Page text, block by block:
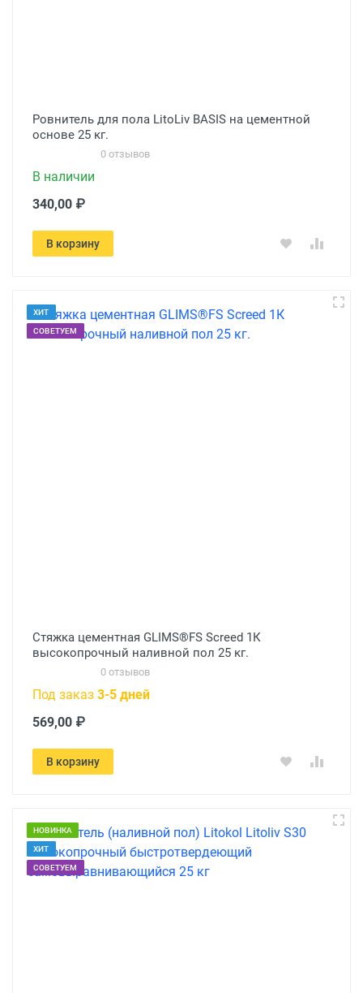
Ровнитель для пола LitoLiv BASIS на цементной
основе 25 кг.
0 отзывов
В наличии
340,00 ₽
В корзину
ХИТ
СОВЕТУЕМ
Стяжка цементная GLIMS®FS Screed 1К
высокопрочный наливной пол 25 кг.
0 отзывов
Под заказ 3-5 дней
569,00 ₽
В корзину
НОВИНКА
ХИТ
СОВЕТУЕМ